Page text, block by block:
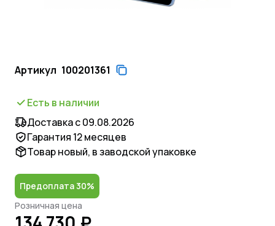
Артикул 100201361
Есть в наличии
Доставка с 09.08.2026
Гарантия 12 месяцев
Товар новый, в заводской упаковке
Предоплата 30%
Розничная цена